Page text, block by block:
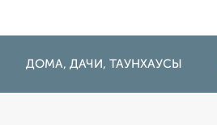
ДОМА, ДАЧИ, ТАУНХАУСЫ